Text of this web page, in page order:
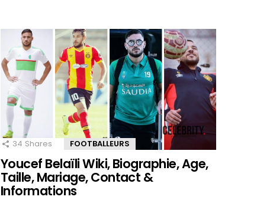
34 Shares FOOTBALLEURS
Youcef Belaïli Wiki, Biographie, Age,
Taille, Mariage, Contact &
Informations